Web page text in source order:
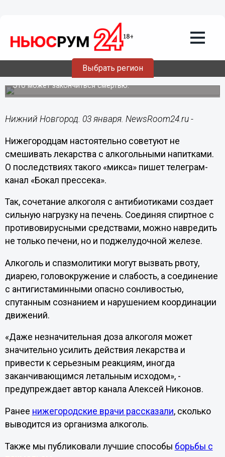
Выбрать регион
03.01.202515:26
Нижегородцам рекомендуют не
смешивать алкоголь с таблетками
Это может закончиться смертью.
Нижний Новгород. 03 января. NewsRoom24.ru -
Нижегородцам настоятельно советуют не
смешивать лекарства с алкогольными напитками.
О последствиях такого «микса» пишет телеграм-
канал «Бокал прессека».
Так, сочетание алкоголя с антибиотиками создает
сильную нагрузку на печень. Соединяя спиртное с
противовирусными средствами, можно навредить
не только печени, но и поджелудочной железе.
Алкоголь и спазмолитики могут вызвать рвоту,
диарею, головокружение и слабость, а соединение
с антигистаминными опасно сонливостью,
спутанным сознанием и нарушением координации
движений.
«Даже незначительная доза алкоголя может
значительно усилить действия лекарства и
привести к серьезным реакциям, иногда
заканчивающимся летальным исходом», -
предупреждает автор канала Алексей Никонов.
Ранее нижегородские врачи рассказали, сколько
выводится из организма алкоголь.
Также мы публиковали лучшие способы борьбы с